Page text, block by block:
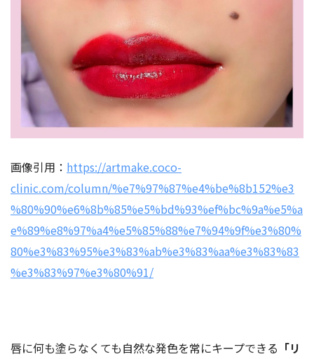
画像引用： https://artmake.coco-
clinic.com/column/%e7%97%87%e4%be%8b152%e3
%80%90%e6%8b%85%e5%bd%93%ef%bc%9a%e5%a
e%89%e8%97%a4%e5%85%88%e7%94%9f%e3%80%
80%e3%83%95%e3%83%ab%e3%83%aa%e3%83%83
%e3%83%97%e3%80%91/
唇に何も塗らなくても自然な発色を常にキープできる 「リ